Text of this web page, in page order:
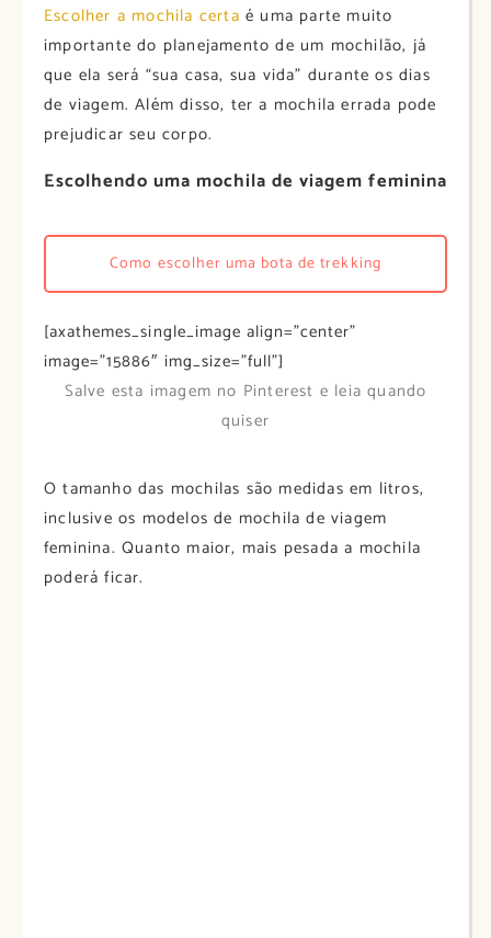
Escolher a mochila certa é uma parte muito
importante do planejamento de um mochilão, já
que ela será “sua casa, sua vida” durante os dias
de viagem. Além disso, ter a mochila errada pode
prejudicar seu corpo.
Escolhendo uma mochila de viagem feminina
Como escolher uma bota de trekking
[axathemes_single_image align=”center”
image=”15886″ img_size=”full”]
Salve esta imagem no Pinterest e leia quando
quiser
O tamanho das mochilas são medidas em litros,
inclusive os modelos de mochila de viagem
feminina. Quanto maior, mais pesada a mochila
poderá ficar.